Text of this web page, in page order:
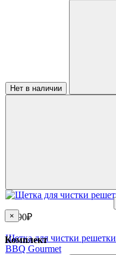
Нет в наличии
1 990₽
Щетка для чистки решетки
BBQ Gourmet
×
Комплект